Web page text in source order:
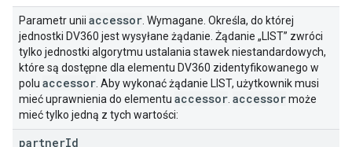
Parametr unii accessor . Wymagane. Określa, do której
jednostki DV360 jest wysyłane żądanie. Żądanie „LIST” zwróci
tylko jednostki algorytmu ustalania stawek niestandardowych,
które są dostępne dla elementu DV360 zidentyfikowanego w
polu accessor . Aby wykonać żądanie LIST, użytkownik musi
mieć uprawnienia do elementu accessor accessormoże
mieć tylko jedną z tych wartości:
partnerId